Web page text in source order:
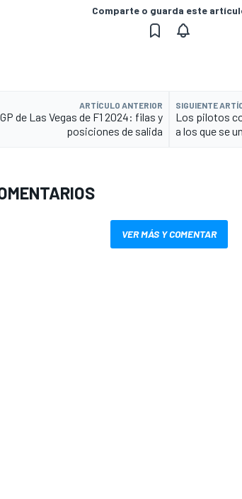
Comparte o guarda este
ARTÍCULO ANTERIOR
de Las Vegas de F1 2024: filas y
posiciones de salida
SIGUIENTE
Los pilotos
a los que se
VER MÁS Y COMENTAR